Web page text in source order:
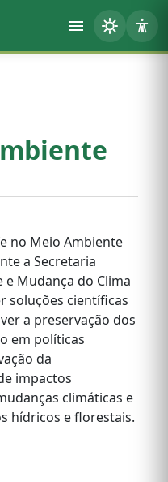
no Meio Ambiente
a Secretaria
e Mudança do Clima
soluções científicas
a preservação dos
em políticas
da
impactos
climáticas e
hídricos e florestais.